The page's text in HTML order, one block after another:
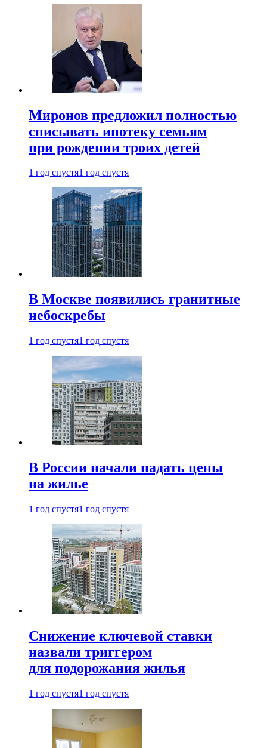
Миронов предложил полностью
списывать ипотеку семьям
при рождении троих детей
1 год спустя1 год спустя
В Москве появились гранитные
небоскребы
1 год спустя1 год спустя
В России начали падать цены
на жилье
1 год спустя1 год спустя
Снижение ключевой ставки
назвали триггером
для подорожания жилья
1 год спустя1 год спустя